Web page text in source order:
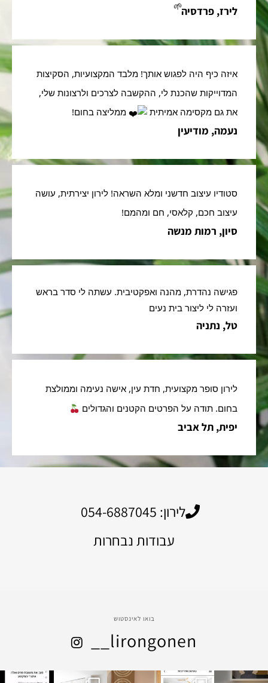
לירז, פרדסיה
את גם מקסימה אמיתית
⁩ ממליצה בחום!
נעמה, מודיעין
עיצוב חכם, קלאסי, חם ומהמם!
סיון, רמות מנשה
ועזרה לי ליצור בית נעים
טל, נתניה
בחום. תודה על הפרטים הקטנים והגדולים
יפית, תל אביב
לירון: 054-6887045
עבודות נבחרות
בואו לאינסטוש
__lirongonen